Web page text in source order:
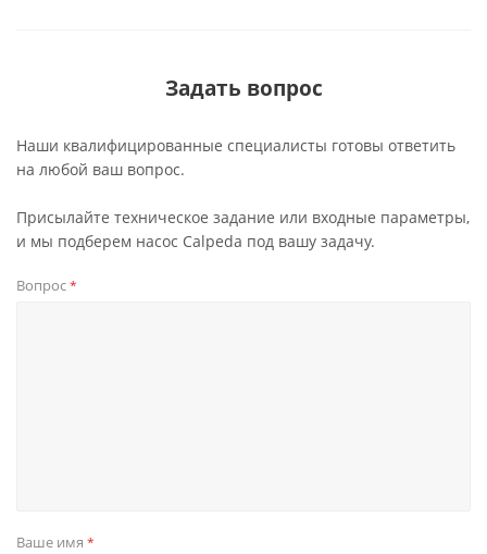
Задать вопрос
Наши квалифицированные специалисты готовы ответить
на любой ваш вопрос.
Присылайте техническое задание или входные параметры,
и мы подберем насос Calpeda под вашу задачу.
Вопрос*
Ваше имя *